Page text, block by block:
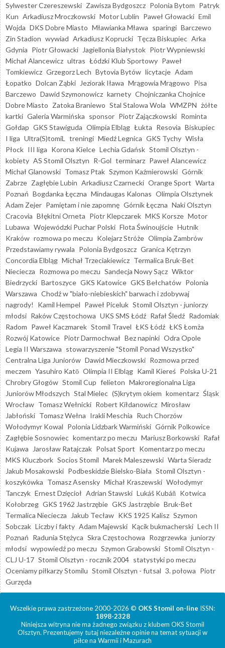
Sylwester Czereszewski Zawisza Bydgoszcz Polonia Bytom Patryk
Kun Arkadiusz Mroczkowski Motor Lublin Paweł Głowacki Emil
Wojda DKS Dobre Miasto Mławianka Mława sparingi Barczewo
Zin Stadion wywiad Arkadiusz Koprucki Tęcza Biskupiec Arka
Gdynia Piotr Głowacki Jagiellonia Białystok Piotr Wypniewski
Michał Alancewicz ultras Łódzki Klub Sportowy Paweł
Tomkiewicz Grzegorz Lech Bytovia Bytów licytacje Adam
Łopatko Dolcan Ząbki Jeziorak Iława Mrągowia Mrągowo Pisa
Barczewo Dawid Szymonowicz karnety Chojniczanka Chojnice
Dobre Miasto Zatoka Braniewo Stal Stalowa Wola WMZPN żółte
kartki Galeria Warmińska sponsor Piotr Zajączkowski Rominta
Gołdap GKS Stawiguda Olimpia Elbląg Łukta Resovia Biskupiec
I liga Ultra(S)tomiL treningi Miedź Legnica GKS Tychy Wisła
Płock III liga Korona Kielce Lechia Gdańsk Stomil Olsztyn -
kobiety AS Stomil Olsztyn R-Gol terminarz Paweł Alancewicz
Michał Glanowski Tomasz Ptak Szymon Kaźmierowski Górnik
Zabrze Zagłębie Lubin Arkadiusz Czarnecki Orange Sport Warta
Poznań Bogdanka Łęczna Mindaugas Kalonas Olimpia Olsztynek
Adam Zejer Pamiętam i nie zapomnę Górnik Łęczna Naki Olsztyn
Cracovia Błękitni Orneta Piotr Klepczarek MKS Korsze Motor
Lubawa Wojewódzki Puchar Polski Flota Świnoujście Hutnik
Kraków rozmowa po meczu Kolejarz Stróże Olimpia Zambrów
Przedstawiamy rywala Polonia Bydgoszcz Granica Kętrzyn
Concordia Elbląg Michał Trzeciakiewicz Termalica Bruk-Bet
Nieciecza Rozmowa po meczu Sandecja Nowy Sącz Wiktor
Biedrzycki Bartoszyce GKS Katowice GKS Bełchatów Polonia
Warszawa Chodź w "biało-niebieskich" barwach i zdobywaj
nagrody!
Kamil Hempel Paweł Piceluk Stomil Olsztyn - juniorzy
młodsi Raków Częstochowa UKS SMS Łódź Rafał Śledź Radomiak
Radom Paweł Kaczmarek Stomil Travel ŁKS Łódź ŁKS Łomża
Rozwój Katowice Piotr Darmochwał Bez napinki Odra Opole
Legia II Warszawa stowarzyszenie "Stomil Ponad Wszystko"
Centralna Liga Juniorów Dawid Mieczkowski Rozmowa przed
meczem Yasuhiro Katō Olimpia II Elbląg Kamil Kiereś Polska U-21
Chrobry Głogów Stomil Cup felieton Makroregionalna Liga
Juniorów Młodszych Stal Mielec (S)krytym okiem komentarz Śląsk
Wrocław Tomasz Wełnicki Robert Kiłdanowicz Mirosław
Jabłoński Tomasz Wełna Irakli Meschia Ruch Chorzów
Wołodymyr Kowal Polonia Lidzbark Warmiński Górnik Polkowice
Zagłębie Sosnowiec komentarz po meczu Mariusz Borkowski Rafał
Kujawa
Jarosław Ratajczak Polsat Sport Komentarz po meczu
MKS Kluczbork Socios Stomil Marek Maleszewski Warta Sieradz
Jakub Mosakowski Podbeskidzie Bielsko-Biała Stomil Olsztyn -
koszykówka Tomasz Asensky Michał Kraszewski Wołodymyr
Tanczyk Ernest Dzięcioł Adrian Stawski Lukáš Kubáň Kotwica
Kołobrzeg GKS 1962 Jastrzębie GKS Jastrzębie Bruk-Bet
Termalica Nieciecza
Jakub Tecław KKS 1925 Kalisz Szymon
Sobczak Liczby i fakty Adam Majewski Kącik bukmacherski Lech II
Poznań Radunia Stężyca Skra Częstochowa Rozgrzewka juniorzy
młodsi wypowiedź po meczu Szymon Grabowski Stomil Olsztyn -
CLJ U-17 Stomil Olsztyn - rocznik 2004 statystyki po meczu
Oceniamy piłkarzy Stomilu Stomil Olsztyn - futsal 3. połowa Piotr
Gurzęda
Wszelkie prawa zastrzeżone 2000-2026 © OKS Stomil on-line ISSN:
1898-2328
Niniejsza witryna nie ma żadnego związku z klubem OKS Stomil
Olsztyn. Prezentujemy tutaj niezależne opinie na temat sytuacji w
piłce na Warmii i Mazurach